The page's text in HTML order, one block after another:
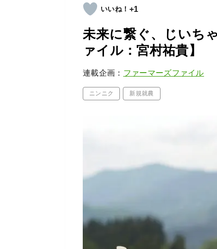
+1
未来に繋ぐ、じいち
ァイル：宮村祐貴】
連載企画： ファーマーズファイル
ニンニク 新規就農